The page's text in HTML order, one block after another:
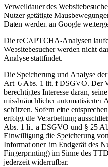
Verweildauer des
Nutzer getätigte
Daten werden an Google
Die reCAPTCHA-Analysen
Websitebesucher werden nicht
Analyse stattfindet.
Die Speicherung und Analyse
Art. 6 Abs. 1 lit. f DSGVO. Der
berechtigtes Interesse daran,
missbräuchlicher automatisierter
schützen. Sofern eine
erfolgt die Verarbeitung
Abs. 1 lit. a DSGVO und § 25
Einwilligung die Speicherung
Informationen im Endgerät des
Fingerprinting) im Sinne des
jederzeit widerrufbar.